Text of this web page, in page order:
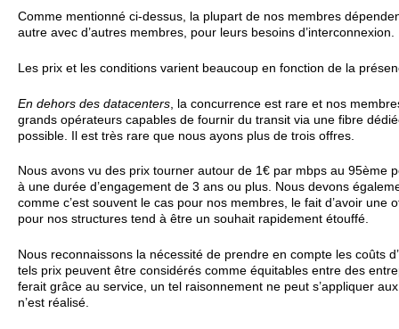
Comme mentionné ci-dessus, la plupart de nos membres
autre avec d’autres membres, pour leurs besoins d’interconnexion.
Les prix et les conditions varient beaucoup en fonction de la
En dehors des datacenters , la concurrence est rare et nos
grands opérateurs capables de fournir du transit via une fibre
possible. Il est très rare que nous ayons plus de trois offres.
Nous avons vu des prix tourner autour de 1€ par mbps au 95ème
à une durée d’engagement de 3 ans ou plus. Nous devons
comme c’est souvent le cas pour nos membres, le fait d’avoir une
pour nos structures tend à être un souhait rapidement étouffé.
Nous reconnaissons la nécessité de prendre en compte les coûts
tels prix peuvent être considérés comme équitables entre des
ferait grâce au service, un tel raisonnement ne peut s’appliquer
n’est réalisé.